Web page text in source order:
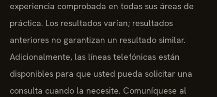
experiencia comprobada en todas sus áreas de
práctica. Los resultados varían; resultados
anteriores no garantizan un resultado similar.
Adicionalmente, las líneas telefónicas están
disponibles para que usted pueda solicitar una
consulta cuando la necesite. Comuníquese al